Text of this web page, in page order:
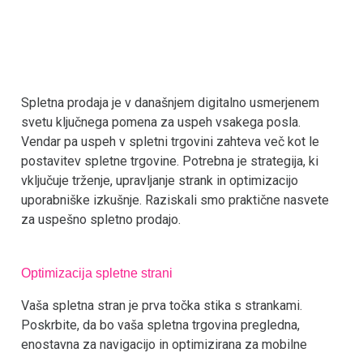
Spletna prodaja je v današnjem digitalno usmerjenem
svetu ključnega pomena za uspeh vsakega posla.
Vendar pa uspeh v spletni trgovini zahteva več kot le
postavitev spletne trgovine. Potrebna je strategija, ki
vključuje trženje, upravljanje strank in optimizacijo
uporabniške izkušnje. Raziskali smo praktične nasvete
za uspešno spletno prodajo.
Optimizacija spletne strani
Vaša spletna stran je prva točka stika s strankami.
Poskrbite, da bo vaša spletna trgovina pregledna,
enostavna za navigacijo in optimizirana za mobilne